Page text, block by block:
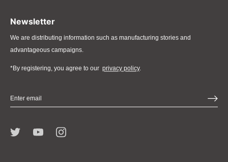
Newsletter
We are distributing information such as manufacturing stories and
advantageous campaigns.
*By registering, you agree to our privacy policy.